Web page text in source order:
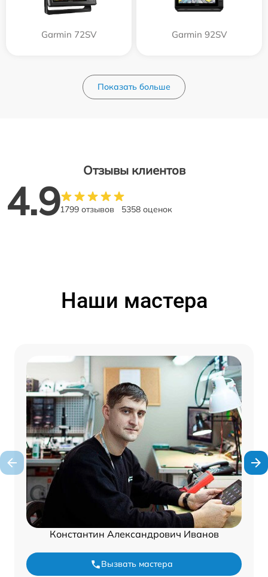
Garmin 72SV Garmin 92SV
Показать больше
Отзывы клиентов
4.91799 отзывов 5358 оценок
Наши мастера
Константин Александрович Иванов
Вызвать мастера